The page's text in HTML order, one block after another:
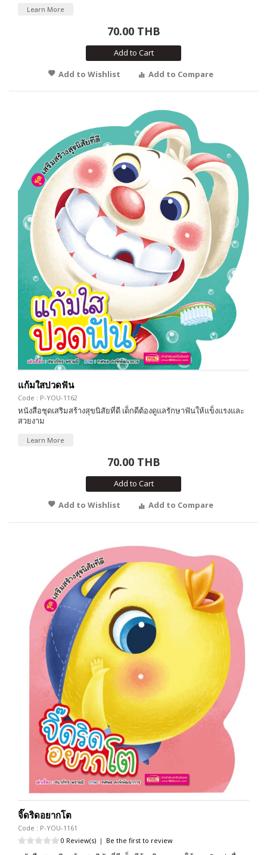
Learn More
70.00 THB
Add to Cart
Add to Wishlist
Add to Compare
แก้มใสปวดฟัน
Code : P-YOU-1162
หนังสือชุดเสริมสร้างสุขนิสัยที่ดี เด็กดีต้องดูแลรักษาฟันให้แข็งแรงและ
สวยงาม
Learn More
70.00 THB
Add to Cart
Add to Wishlist
Add to Compare
จิ๊ดริดอยากโต
Code : P-YOU-1161
0 Review(s) | Be the first to review